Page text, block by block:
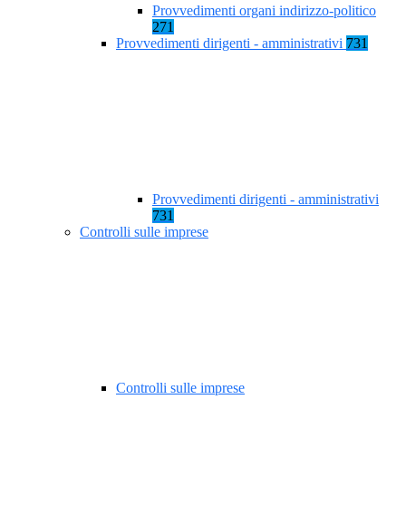
Provvedimenti organi indirizzo-politico
271
Provvedimenti dirigenti - amministrativi 731
Provvedimenti dirigenti - amministrativi
731
Controlli sulle imprese
Controlli sulle imprese